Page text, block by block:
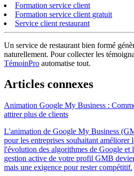
Formation service client
Formation service client gratuit
Service client restaurant
Un service de restaurant bien formé
naturellement. Pour collecter les
TémoinPro automatise tout.
Articles connexes
Animation Google My Business :
attirer plus de clients
L'animation de Google My Business
pour les entreprises souhaitant
l'évolution des algorithmes de Google
gestion active de votre profil GMB
mais une exigence pour rester compétitif.